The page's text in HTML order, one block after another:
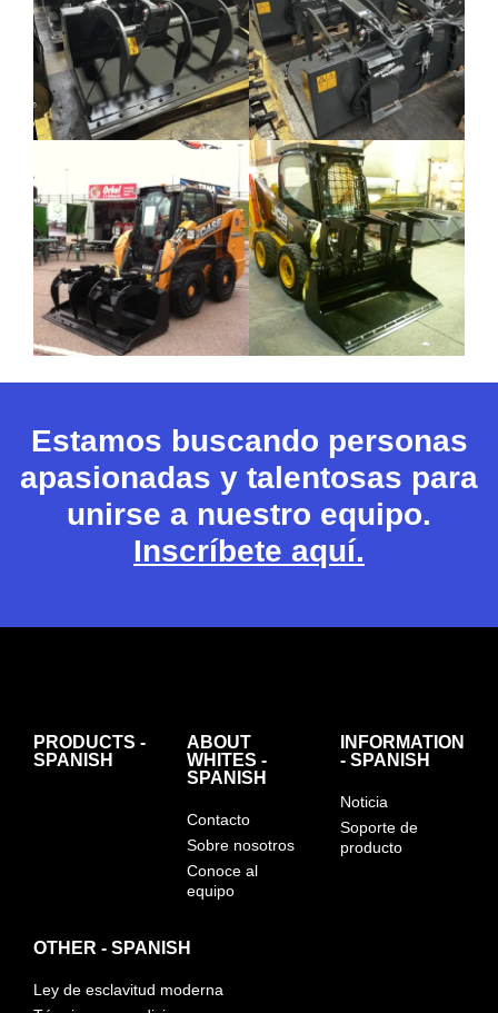
Estamos buscando personas
apasionadas y talentosas para
unirse a nuestro equipo.
Inscríbete aquí.
PRODUCTS -
SPANISH
ABOUT
WHITES -
SPANISH
Contacto
Sobre nosotros
Conoce al
equipo
INFORMATION
- SPANISH
Noticia
Soporte de
producto
OTHER - SPANISH
Ley de esclavitud moderna